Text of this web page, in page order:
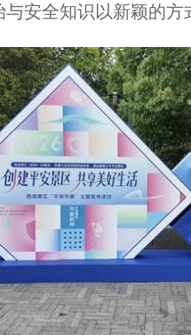
安全知识以新颖的方